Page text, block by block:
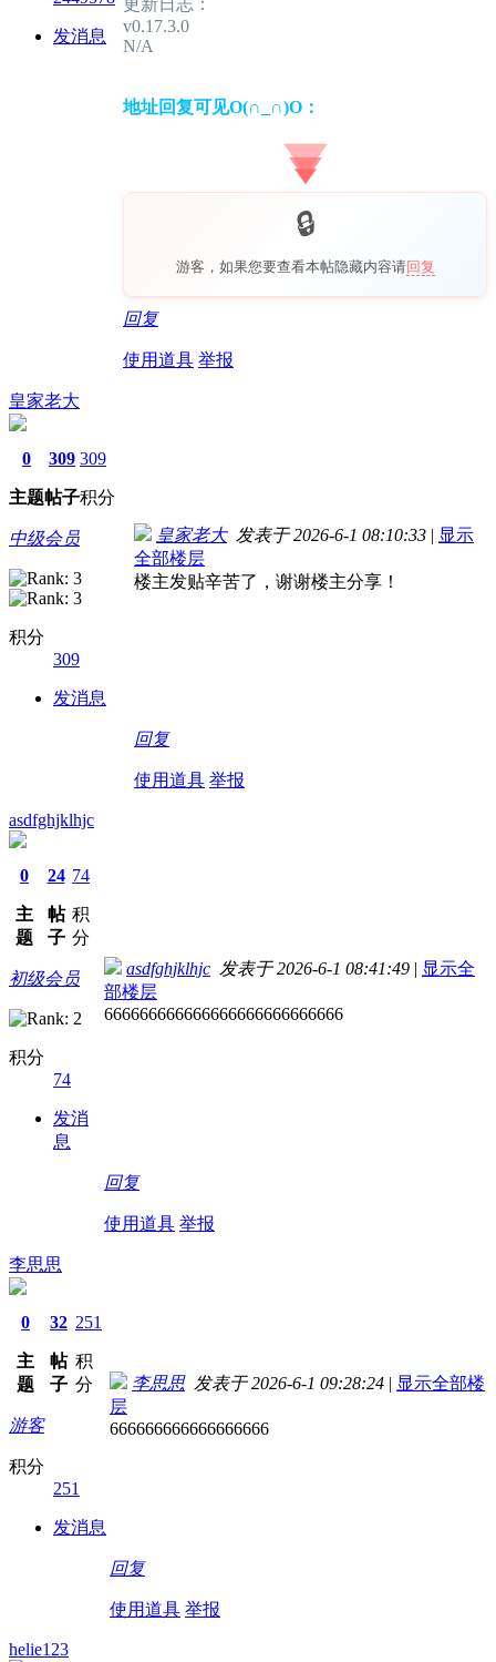
发消息
更新日志：
v0.17.3.0
N/A
地址回复可见O(∩_∩)O：
游客，如果您要查看本帖隐藏内容请回复
回复
使用道具 举报
皇家老大
0
主题
309
帖子
309
积分
中级会员
积分
309
发消息
皇家老大发表于 2026-6-1 08:10:33 | 显示
全部楼层
楼主发贴辛苦了，谢谢楼主分享！
回复
使用道具 举报
asdfghjklhjc
0
主
题
24
帖
子
74
积
分
初级会员
积分
74
发消
息
asdfghjklhjc 发表于 2026-6-1 08:41:49 | 显示全
部楼层
666666666666666666666666666
回复
使用道具 举报
李思思
0
主
题
32
帖
子
251
积
分
游客
积分
251
发消息
李思思发表于 2026-6-1 09:28:24 | 显示全部楼
层
666666666666666666
回复
使用道具 举报
helie123